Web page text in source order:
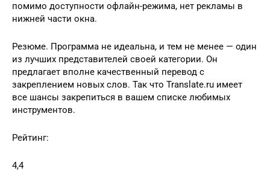
помимо доступности офлайн-режима, нет рекламы в
нижней части окна.
Резюме. Программа не идеальна, и тем не менее — один
из лучших представителей своей категории. Он
предлагает вполне качественный перевод с
закреплением новых слов. Так что Translate.ru имеет
все шансы закрепиться в вашем списке любимых
инструментов.
Рейтинг:
4,4